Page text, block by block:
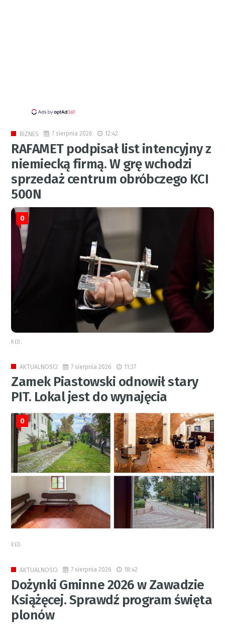
BIZNES 7 sierpnia 2026 12:42
RAFAMET podpisał list intencyjny z
niemiecką firmą. W grę wchodzi
sprzedaż centrum obróbczego KCI
500N
0
RED.
AKTUALNOŚCI 7 sierpnia 2026 11:37
Zamek Piastowski odnowił stary
PIT. Lokal jest do wynajęcia
0
RED.
AKTUALNOŚCI 7 sierpnia 2026 18:42
Dożynki Gminne 2026 w Zawadzie
Książęcej. Sprawdź program święta
plonów